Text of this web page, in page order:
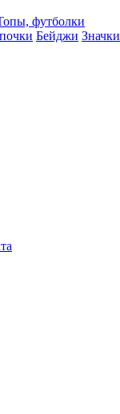
футболки
Бейджи Значки